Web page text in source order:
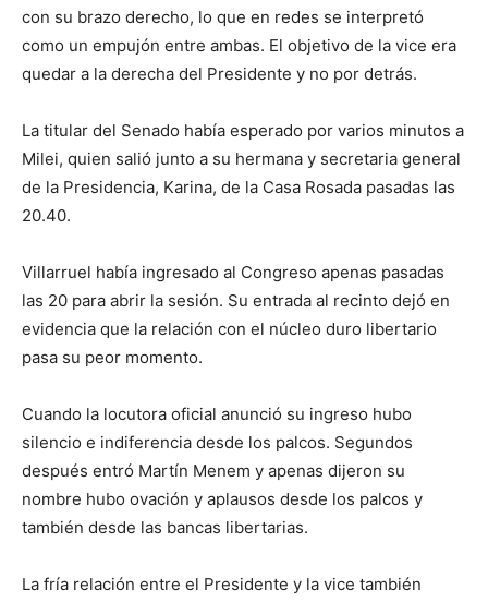
con su brazo derecho, lo que en redes se interpretó
como un empujón entre ambas. El objetivo de la vice era
quedar a la derecha del Presidente y no por detrás.
La titular del Senado había esperado por varios minutos a
Milei, quien salió junto a su hermana y secretaria general
de la Presidencia, Karina, de la Casa Rosada pasadas las
20.40.
Villarruel había ingresado al Congreso apenas pasadas
las 20 para abrir la sesión. Su entrada al recinto dejó en
evidencia que la relación con el núcleo duro libertario
pasa su peor momento.
Cuando la locutora oficial anunció su ingreso hubo
silencio e indiferencia desde los palcos. Segundos
después entró Martín Menem y apenas dijeron su
nombre hubo ovación y aplausos desde los palcos y
también desde las bancas libertarias.
La fría relación entre el Presidente y la vice también